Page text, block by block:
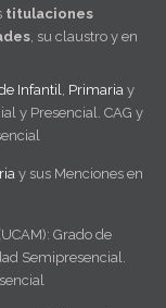
titulaciones
, su claustro y en
Infantil, Primaria y
y Presencial. CAG y
y sus Menciones en
Grado de
Semipresencial.